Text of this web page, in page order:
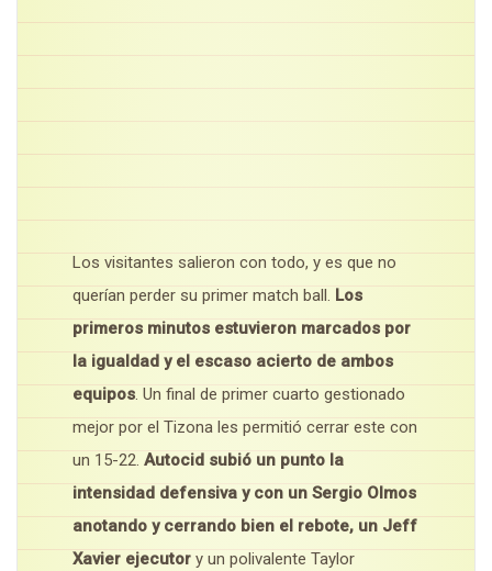
Los visitantes salieron con todo, y es que no
querían perder su primer match ball. Los
primeros minutos estuvieron marcados por
la igualdad y el escaso acierto de ambos
equipos . Un final de primer cuarto gestionado
mejor por el Tizona les permitió cerrar este con
un 15-22. Autocid subió un punto la
intensidad defensiva y con un Sergio Olmos
anotando y cerrando bien el rebote, un Jeff
Xavier ejecutor y un polivalente Taylor